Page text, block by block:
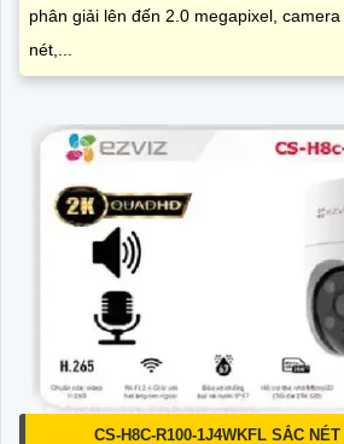
phân giải lên đến 2.0 megapixel,
nét,...
CS-H8C-R100-1J4WKFL SẮC